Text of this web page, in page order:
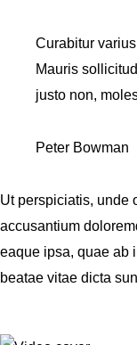
Curabitur
Mauris
justo non,
Peter Bowman
Ut perspiciatis, unde
accusantium
eaque ipsa, quae ab
beatae vitae dicta